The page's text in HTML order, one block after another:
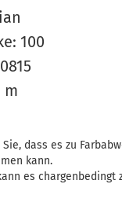
100
m
dass es zu
kann.
es chargenbedingt